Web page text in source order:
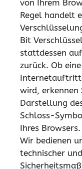
von Ihrem
Regel handelt
Bit
stattdessen
zurück. Ob
wird, erkennen
Darstellung
Schloss-
Ihres Browsers.
Wir bedienen
technischer